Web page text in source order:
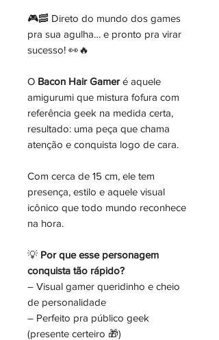
🎮🥓 Direto do mundo dos games
pra sua agulha… e pronto pra virar
sucesso! 👀🔥
O Bacon Hair Gameré aquele
amigurumi que mistura fofura com
referência geek na medida certa,
resultado: uma peça que chama
atenção e conquista logo de cara.
Com cerca de 15 cm, ele tem
presença, estilo e aquele visual
icônico que todo mundo reconhece
na hora.
💡 Por que esse personagem
conquista tão rápido?
– Visual gamer queridinho e cheio
de personalidade
– Perfeito pra público geek
(presente certeiro 🎁)